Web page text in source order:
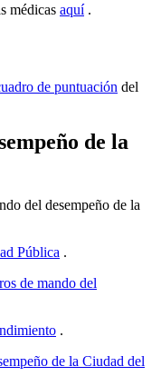
médicas aquí.
de puntuación del
de la
del desempeño de la
Pública .
de mando del
.
de la Ciudad del